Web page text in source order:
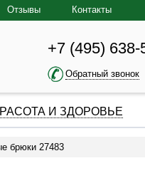
Отзывы Контакты
+7 (495) 638-
Обратный звонок
И ЗДОРОВЬЕ
брюки 27483